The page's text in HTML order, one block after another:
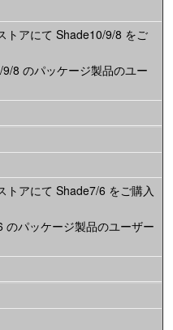
トアにて Shade10/9/8 をご
8 のパッケージ製品のユー
トアにて Shade7/6 をご購入
のパッケージ製品のユーザー